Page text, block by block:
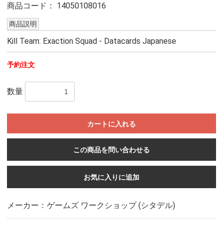
商品コード： 14050108016
商品説明
Kill Team: Exaction Squad - Datacards Japanese
予約注文
数量
カートに入れる
この商品を問い合わせる
お気に入りに追加
メーカー：ゲームズ ワークショップ (シタデル)